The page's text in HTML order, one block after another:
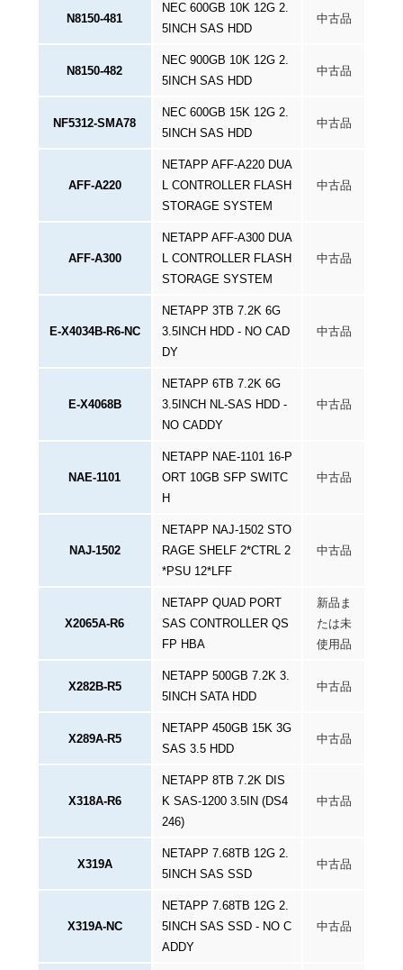
N8150-481
NEC 600GB 10K 12G 2.
5INCH SAS HDD
中古品
N8150-482
NEC 900GB 10K 12G 2.
5INCH SAS HDD
中古品
NF5312-SMA78
NEC 600GB 15K 12G 2.
5INCH SAS HDD
中古品
AFF-A220
NETAPP AFF-A220 DUA
L CONTROLLER FLASH
STORAGE SYSTEM
中古品
AFF-A300
NETAPP AFF-A300 DUA
L CONTROLLER FLASH
STORAGE SYSTEM
中古品
E-X4034B-R6-NC
NETAPP 3TB 7.2K 6G
3.5INCH HDD - NO CAD
DY
中古品
E-X4068B
NETAPP 6TB 7.2K 6G
3.5INCH NL-SAS HDD -
NO CADDY
中古品
NAE-1101
NETAPP NAE-1101 16-P
ORT 10GB SFP SWITC
H
中古品
NAJ-1502
NETAPP NAJ-1502 STO
RAGE SHELF 2*CTRL 2
*PSU 12*LFF
中古品
X2065A-R6
NETAPP QUAD PORT
SAS CONTROLLER QS
FP HBA
新品ま
たは未
使用品
X282B-R5
NETAPP 500GB 7.2K 3.
5INCH SATA HDD
中古品
X289A-R5
NETAPP 450GB 15K 3G
SAS 3.5 HDD
中古品
X318A-R6
NETAPP 8TB 7.2K DIS
K SAS-1200 3.5IN (DS4
246)
中古品
X319A
NETAPP 7.68TB 12G 2.
5INCH SAS SSD
中古品
X319A-NC
NETAPP 7.68TB 12G 2.
5INCH SAS SSD - NO C
ADDY
中古品